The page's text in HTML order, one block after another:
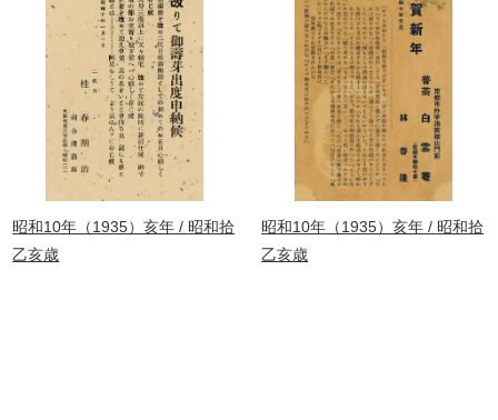
昭和10年（1935）亥年
昭和拾
乙亥歳
昭和10年（1935）亥年
昭和拾
乙亥歳